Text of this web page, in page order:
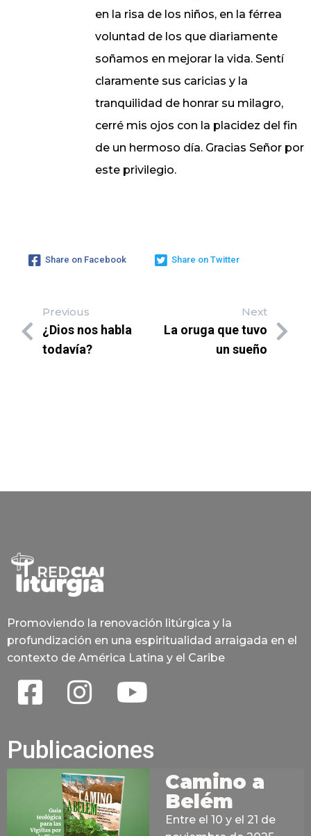
en la risa de los niños, en la férrea
voluntad de los que diariamente
soñamos en mejorar la vida. Sentí
claramente sus caricias y la
tranquilidad de honrar su milagro,
cerré mis ojos con la placidez del fin
de un hermoso día. Gracias Señor por
este privilegio.
Share on Facebook Share on Twitter
Previous
¿Dios nos habla
todavía?
Next
La oruga que tuvo
un sueño
Promoviendo la renovación litúrgica y la
profundización en una espiritualidad arraigada en el
contexto de América Latina y el Caribe
Publicaciones
Camino a
Belém
Entre el 10 y el 21 de